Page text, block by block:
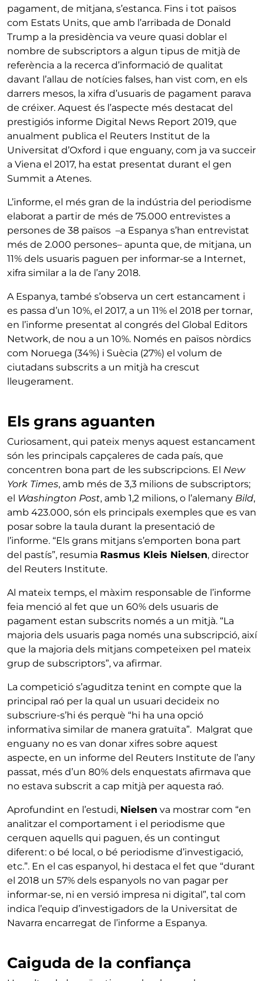
pagament, de mitjana, s’estanca. Fins i tot països
com Estats Units, que amb l’arribada de Donald
Trump a la presidència va veure quasi doblar el
nombre de subscriptors a algun tipus de mitjà de
referència a la recerca d’informació de qualitat
davant l’allau de notícies falses, han vist com, en els
darrers mesos, la xifra d’usuaris de pagament parava
de créixer. Aquest és l’aspecte més destacat del
prestigiós informe Digital News Report 2019, que
anualment publica el Reuters Institut de la
Universitat d’Oxford i que enguany, com ja va succeir
a Viena el 2017, ha estat presentat durant el gen
Summit a Atenes.
L’informe, el més gran de la indústria del periodisme
elaborat a partir de més de 75.000 entrevistes a
persones de 38 països –a Espanya s’han entrevistat
més de 2.000 persones– apunta que, de mitjana, un
11% dels usuaris paguen per informar-se a Internet,
xifra similar a la de l’any 2018.
A Espanya, també s’observa un cert estancament i
es passa d’un 10%, el 2017, a un 11% el 2018 per tornar,
en l’informe presentat al congrés del Global Editors
Network, de nou a un 10%. Només en països nòrdics
com Noruega (34%) i Suècia (27%) el volum de
ciutadans subscrits a un mitjà ha crescut
lleugerament.
Els grans aguanten
Curiosament, qui pateix menys aquest estancament
són les principals capçaleres de cada país, que
concentren bona part de les subscripcions. El New
York Times, amb més de 3,3 milions de subscriptors;
el Washington Post, amb 1,2 milions, o l’alemany Bild,
amb 423.000, són els principals exemples que es van
posar sobre la taula durant la presentació de
l’informe. “Els grans mitjans s’emporten bona part
del pastís”, resumia Rasmus Kleis Nielsen, director
del Reuters Institute.
Al mateix temps, el màxim responsable de l’informe
feia menció al fet que un 60% dels usuaris de
pagament estan subscrits només a un mitjà. “La
majoria dels usuaris paga només una subscripció, així
que la majoria dels mitjans competeixen pel mateix
grup de subscriptors”, va afirmar.
La competició s’aguditza tenint en compte que la
principal raó per la qual un usuari decideix no
subscriure-s’hi és perquè “hi ha una opció
informativa similar de manera gratuïta”. Malgrat que
enguany no es van donar xifres sobre aquest
aspecte, en un informe del Reuters Institute de l’any
passat, més d’un 80% dels enquestats afirmava que
no estava subscrit a cap mitjà per aquesta raó.
Aprofundint en l’estudi, Nielsen va mostrar com “en
analitzar el comportament i el periodisme que
cerquen aquells qui paguen, és un contingut
diferent: o bé local, o bé periodisme d’investigació,
etc.”. En el cas espanyol, hi destaca el fet que “durant
el 2018 un 57% dels espanyols no van pagar per
informar-se, ni en versió impresa ni digital”, tal com
indica l’equip d’investigadors de la Universitat de
Navarra encarregat de l’informe a Espanya.
Caiguda de la confiança